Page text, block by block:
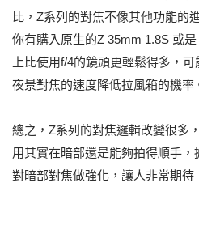
比，Z系列的對焦不像其他功能的
你有購入原生的Z 35mm 1.8S 或
上比使用f/4的鏡頭更輕鬆得多，
夜景對焦的速度降低拉風箱的機率
總之，Z系列的對焦邏輯改變很多
用其實在暗部還是能夠拍得順手
對暗部對焦做強化，讓人非常期待